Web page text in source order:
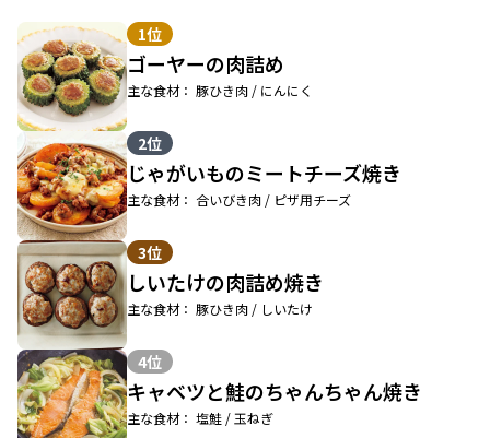
1位
ゴーヤーの肉詰め
主な食材： 豚ひき肉 / にんにく
2位
じゃがいものミートチーズ焼き
主な食材： 合いびき肉 / ピザ用チーズ
3位
しいたけの肉詰め焼き
主な食材： 豚ひき肉 / しいたけ
4位
キャベツと鮭のちゃんちゃん焼き
主な食材： 塩鮭 / 玉ねぎ